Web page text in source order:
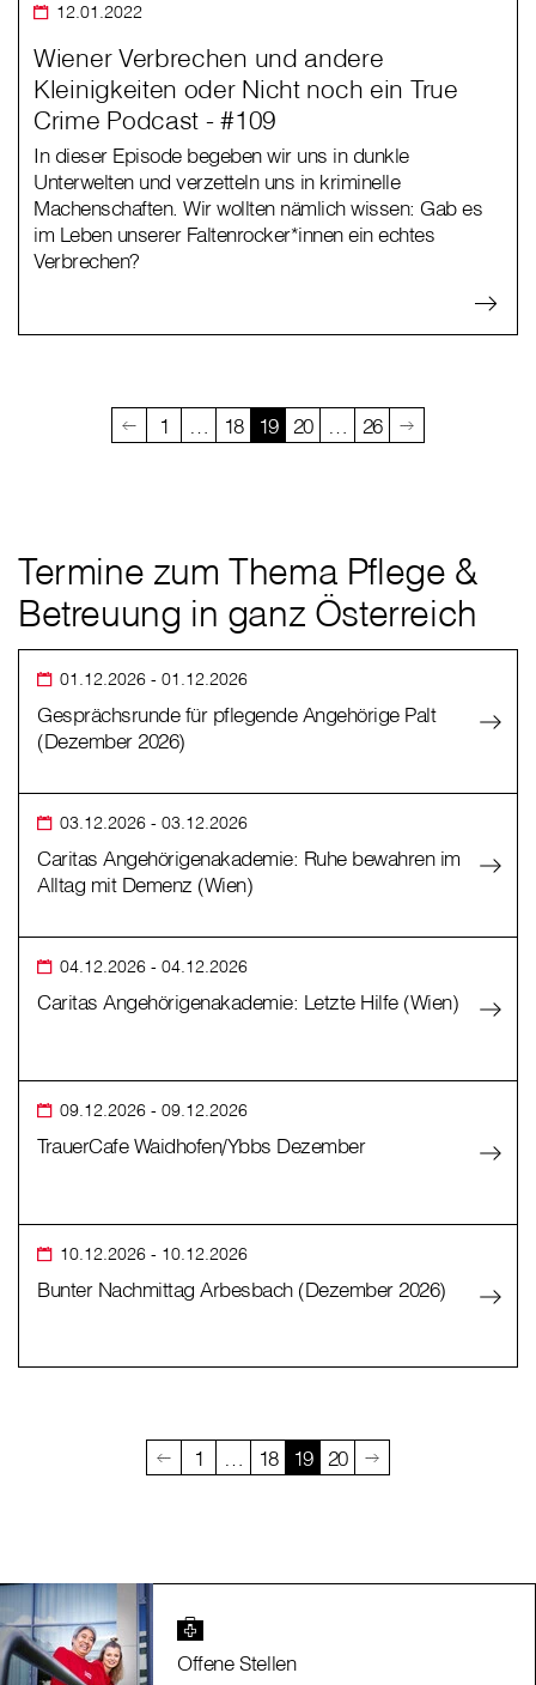
12.01.2022
Wiener Verbrechen und andere
Kleinigkeiten oder Nicht noch ein True
Crime Podcast - #109
In dieser Episode begeben wir uns in dunkle
Unterwelten und verzetteln uns in kriminelle
Machenschaften. Wir wollten nämlich wissen: Gab es
im Leben unserer Faltenrocker*innen ein echtes
Verbrechen?
1 … 18 19 20 … 26
Termine zum Thema Pflege &
Betreuung in ganz Österreich
01.12.2026 - 01.12.2026
Gesprächsrunde für pflegende Angehörige Palt
(Dezember 2026)
03.12.2026 - 03.12.2026
Caritas Angehörigenakademie: Ruhe bewahren im
Alltag mit Demenz (Wien)
04.12.2026 - 04.12.2026
Caritas Angehörigenakademie: Letzte Hilfe (Wien)
09.12.2026 - 09.12.2026
TrauerCafe Waidhofen/Ybbs Dezember
10.12.2026 - 10.12.2026
Bunter Nachmittag Arbesbach (Dezember 2026)
1 … 18 19 20
Offene Stellen